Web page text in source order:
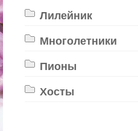
Лилейник
Многолетники
Пионы
Хосты